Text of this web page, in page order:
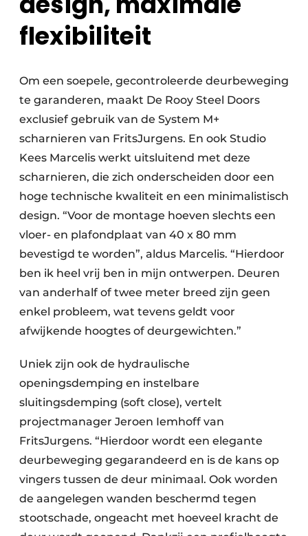
flexibiliteit
Om een soepele, gecontroleerde deurbeweging
te garanderen, maakt De Rooy Steel Doors
exclusief gebruik van de System M+
scharnieren van FritsJurgens. En ook Studio
Kees Marcelis werkt uitsluitend met deze
scharnieren, die zich onderscheiden door een
hoge technische kwaliteit en een minimalistisch
design. “Voor de montage hoeven slechts een
vloer- en plafondplaat van 40 x 80 mm
bevestigd te worden”, aldus Marcelis. “Hierdoor
ben ik heel vrij ben in mijn ontwerpen. Deuren
van anderhalf of twee meter breed zijn geen
enkel probleem, wat tevens geldt voor
afwijkende hoogtes of deurgewichten.”
Uniek zijn ook de hydraulische
openingsdemping en instelbare
sluitingsdemping (soft close), vertelt
projectmanager Jeroen Iemhoff van
FritsJurgens. “Hierdoor wordt een elegante
deurbeweging gegarandeerd en is de kans op
vingers tussen de deur minimaal. Ook worden
de aangelegen wanden beschermd tegen
stootschade, ongeacht met hoeveel kracht de